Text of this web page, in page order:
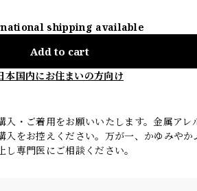
shipping available
Add to cart
本国内にお住まいの方向け
・ご着用をお願いいたします。金属アレ
入をお控えください。万が一、かゆみや
専門医にご相談ください。